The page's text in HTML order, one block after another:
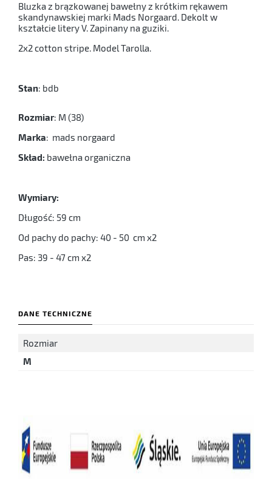
Bluzka z brązkowanej bawełny z krótkim rękawem
skandynawskiej marki Mads Norgaard. Dekolt w
kształcie litery V. Zapinany na guziki.
2x2 cotton stripe. Model Tarolla.
Stan: bdb
Rozmiar: M (38)
Marka: mads norgaard
Skład: bawełna organiczna
Wymiary:
Długość: 59 cm
Od pachy do pachy: 40 - 50 cm x2
Pas: 39 - 47 cm x2
DANE TECHNICZNE
Rozmiar
M